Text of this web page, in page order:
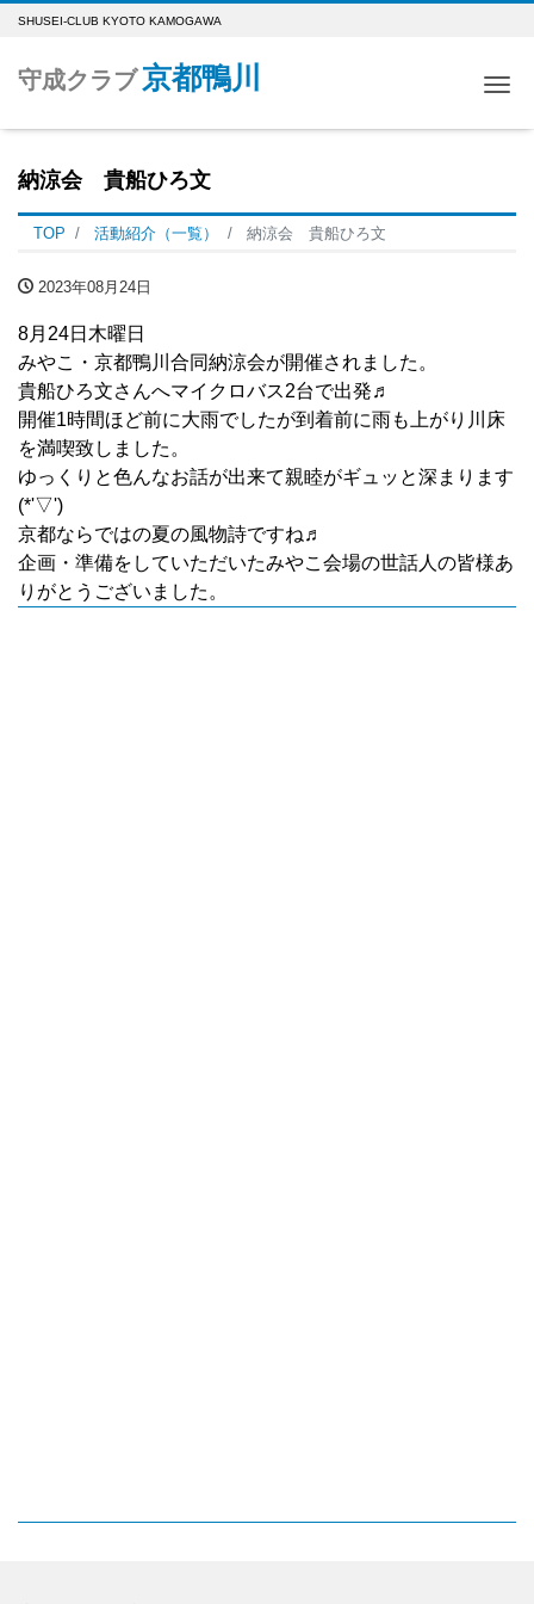
SHUSEI-CLUB KYOTO KAMOGAWA
守成クラブ 京都鴨川
納涼会 貴船ひろ文
TOP 活動紹介（一覧） 納涼会 貴船ひろ文
2023年08月24日
8月24日木曜日
みやこ・京都鴨川合同納涼会が開催されました。
貴船ひろ文さんへマイクロバス2台で出発♬
開催1時間ほど前に大雨でしたが到着前に雨も上がり川床
を満喫致しました。
ゆっくりと色んなお話が出来て親睦がギュッと深まります
(*'▽')
京都ならではの夏の風物詩ですね♬
企画・準備をしていただいたみやこ会場の世話人の皆様あ
りがとうございました。